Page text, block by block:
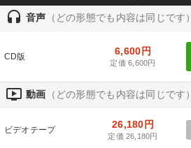
headset 音声 （どの形態でも内容は同じです）
CD版 6,600円
定価 6,600円
ondemand_video 動画 （どの形態でも内容は同じです）
ビデオテープ 26,180円
定価 26,180円